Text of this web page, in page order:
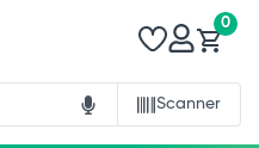
Scanner
0